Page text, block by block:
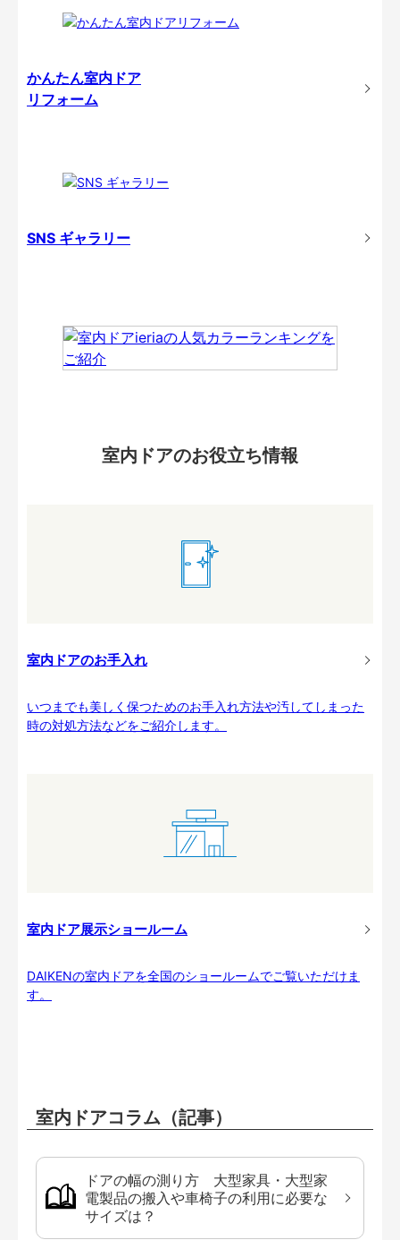
かんたん室内ドア
リフォーム
SNS ギャラリー
室内ドアのお役立ち情報
室内ドアのお手入れ
いつまでも美しく保つためのお手入れ方法や汚してしまった
時の対処方法などをご紹介します。
室内ドア展示ショールーム
DAIKENの室内ドアを全国のショールームでご覧いただけま
す。
室内ドアコラム（記事）
ドアの幅の測り方 大型家具・大型家
電製品の搬入や車椅子の利用に必要な
サイズは？